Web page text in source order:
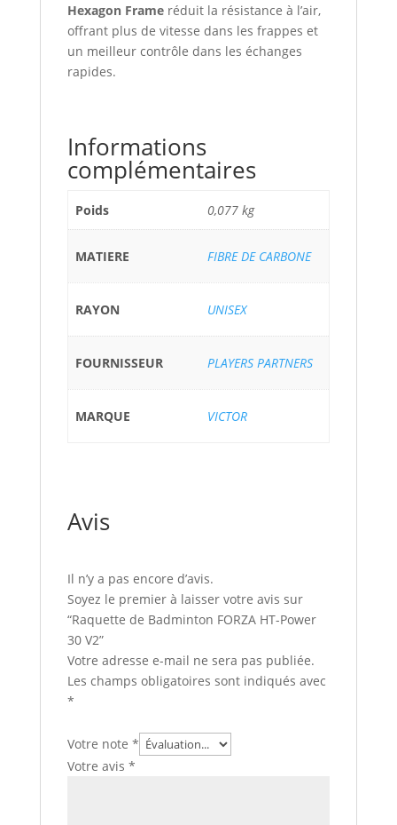
Hexagon Frameréduit la résistance à l’air,
offrant plus de vitesse dans les frappes et
un meilleur contrôle dans les échanges
rapides.
Informations
complémentaires
Poids 0,077 kg
MATIERE FIBRE DE CARBONE
RAYON UNISEX
FOURNISSEUR PLAYERS PARTNERS
MARQUE VICTOR
Avis
Il n’y a pas encore d’avis.
Soyez le premier à laisser votre avis sur
“Raquette de Badminton FORZA HT-Power
30 V2”
Votre adresse e-mail ne sera pas publiée.
Les champs obligatoires sont indiqués avec
*
Votre note *
Votre avis *